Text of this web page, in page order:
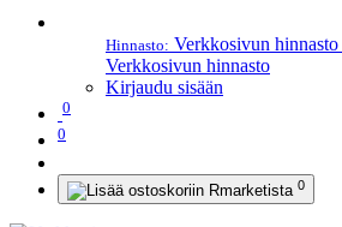
Hinnasto: Verkkosivun hinnasto
Verkkosivun hinnasto
Kirjaudu sisään
0
0
0